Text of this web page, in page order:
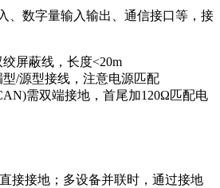
、数字量输入输出、通信接口等，接
屏蔽线，长度<20m
/源型接线，注意电源匹配
需双端接地，首尾加120Ω匹配电
接接地；多设备并联时，通过接地